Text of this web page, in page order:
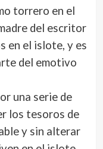
torrero en el
del escritor
en el islote, y es
del emotivo
una serie de
los tesoros de
y sin alterar